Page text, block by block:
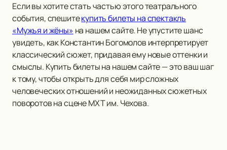
Если вы хотите стать частью этого театрального
события, спешитекупить билеты на спектакль
«Мужья и жёны» на нашем сайте. Не упустите шанс
увидеть, как Константин Богомолов интерпретирует
классический сюжет, придавая ему новые оттенки и
смыслы. Купить билеты на нашем сайте — это ваш шаг
к тому, чтобы открыть для себя мир сложных
человеческих отношений и неожиданных сюжетных
поворотов на сцене МХТ им. Чехова.